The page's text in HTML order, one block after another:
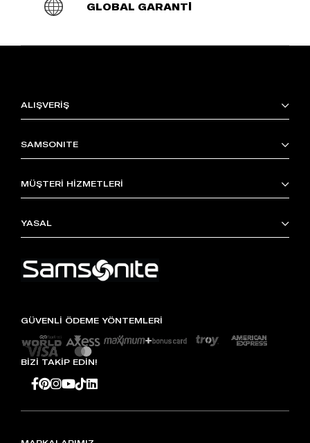
GLOBAL GARANTİ
ALIŞVERİŞ
SAMSONITE
MÜŞTERİ HİZMETLERİ
YASAL
GÜVENLİ ÖDEME YÖNTEMLERİ
BİZİ TAKİP EDİN!